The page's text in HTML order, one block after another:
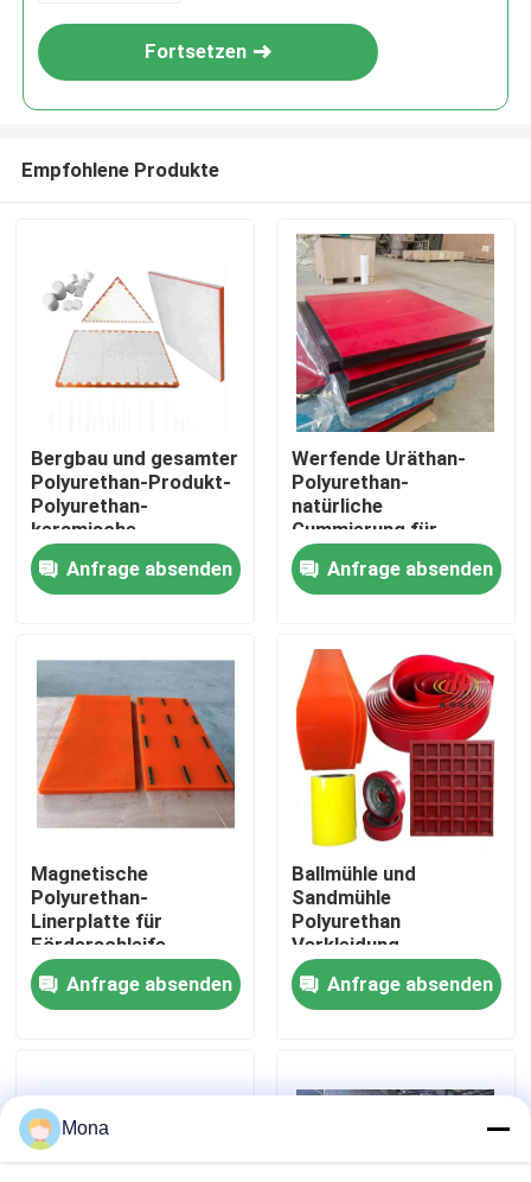
Startseite
Produkte
Über uns
Fabrik Tour
Qualitätskontrolle
Kontakt
Keramische Abnutzungszwischenlage
Tonerde-keramische Zwischenlage
Fortsetzen
Empfohlene Produkte
Bergbau und gesamter
Polyurethan-Produkt-
Polyurethan-
keramische
Abnutzungs-
Zwischenlage
Anfrage absenden
Werfende Uräthan-
Polyurethan-
natürliche
Gummierung für
Förderrinne
Anfrage absenden
Magnetische
Polyurethan-
Linerplatte für
Förderschleife,
Hopper
Anfrage absenden
Ballmühle und
Sandmühle
Polyurethan
Verkleidung
Verkleidung
Anfrage absenden
Mona